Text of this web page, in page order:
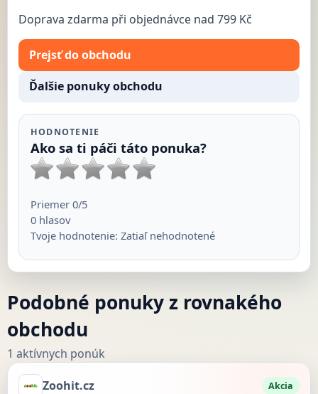
Doprava zdarma při objednávce nad 799 Kč
Prejsť do obchodu
Ďalšie ponuky obchodu
HODNOTENIE
Ako sa ti páči táto ponuka?
Priemer 0/5
0hlasov
Tvoje hodnotenie: Zatiaľ nehodnotené
Podobné ponuky z rovnakého
obchodu
1 aktívnych ponúk
Zoohit.cz Akcia